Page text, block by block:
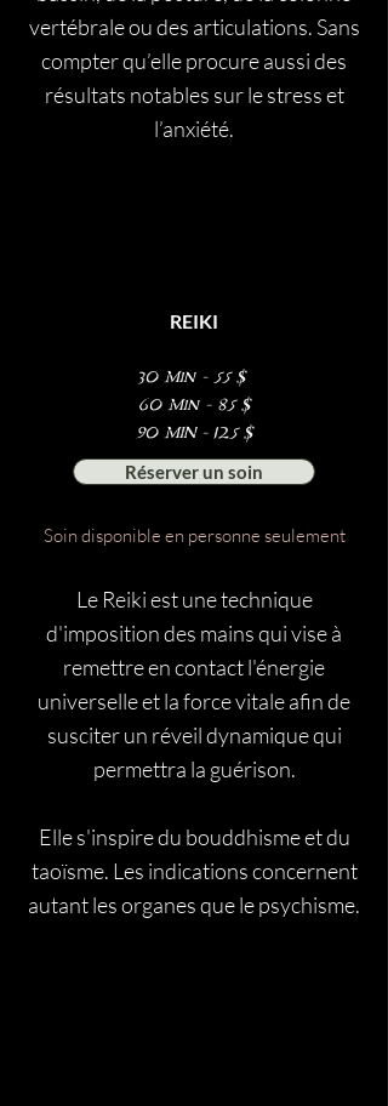
vertébrale ou des articulations. Sans
compter qu’elle procure aussi des
résultats notables sur le stress et
l’anxiété.
REIKI
30 Min - 55 $
60 Min - 85 $
90 MIN - 125 $
Réserver un soin
Soin disponible en personne seulement
Le Reiki est une technique
d'imposition des mains qui vise à
remettre en contact l'énergie
universelle et la force vitale afin de
susciter un réveil dynamique qui
permettra la guérison.
Elle s'inspire du bouddhisme et du
taoïsme. Les indications concernent
autant les organes que le psychisme.